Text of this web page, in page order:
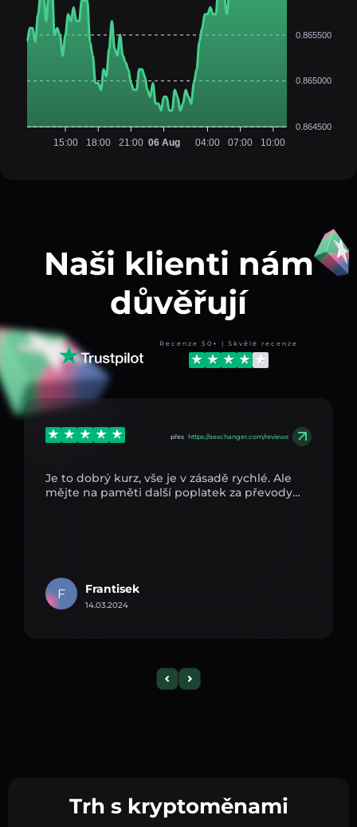
0.865500
0.865000
0.864500
15:00 18:00 21:00 06 Aug 04:00 07:00 10:00
Naši klienti nám
důvěřují
Recenze 50+ | Skvělé recenze
přes https://aexchanger.com/reviews
Je to dobrý kurz, vše je v zásadě rychlé. Ale
mějte na paměti další poplatek za převody…
F Frantisek
14.03.2024
Trh s kryptoměnami